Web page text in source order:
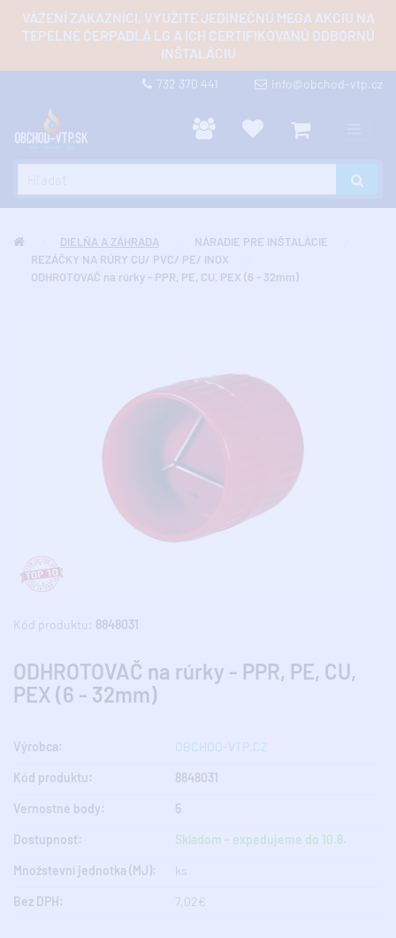
VÁŽENÍ ZÁKAZNÍCI, VYUŽITE JEDINEČNÚ MEGA AKCIU NA
TEPELNÉ ČERPADLÁ LG A ICH CERTIFIKOVANÚ ODBORNÚ
INŠTALÁCIU
732 370 441 info@obchod-vtp.cz
DIELŇA A ZÁHRADA
NÁRADIE PRE INŠTALÁCIE
REZÁČKY NA RÚRY CU/ PVC/ PE/ INOX
ODHROTOVAČ na rúrky - PPR, PE, CU, PEX (6 - 32mm)
Kód produktu: 8848031
ODHROTOVAČ na rúrky - PPR, PE, CU,
PEX (6 - 32mm)
Výrobca: OBCHOD-VTP.CZ
Kód produktu: 8848031
Vernostné body: 5
Dostupnosť: Skladom - expedujeme do 10.8.
Množstevní jednotka (MJ): ks
Bez DPH: 7,02€